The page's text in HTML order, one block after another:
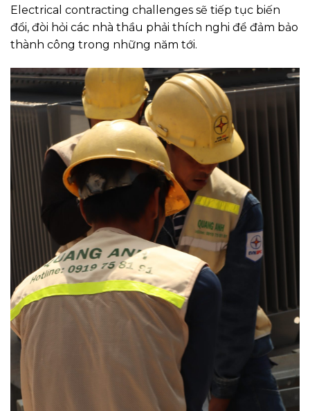
Electrical contracting challenges sẽ tiếp tục biến
đổi, đòi hỏi các nhà thầu phải thích nghi để đảm bảo
thành công trong những năm tới.